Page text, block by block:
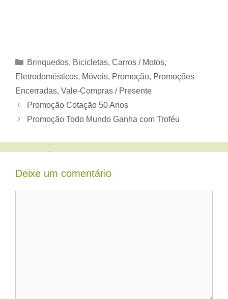
Categorias
Brinquedos, Bicicletas, Carros / Motos,
Eletrodomésticos, Móveis, Promoção, Promoções
Encerradas, Vale-Compras / Presente
Promoção Cotação 50 Anos
Promoção Todo Mundo Ganha com Troféu
Deixe um comentário